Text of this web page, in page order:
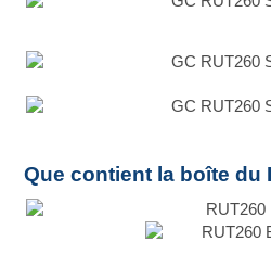
Que contient la boîte du